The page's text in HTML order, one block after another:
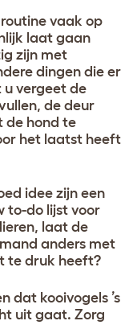
vaak op
laat gaan
zijn met
dingen die er
vergeet de
de deur
de hond te
het laatst heeft
idee zijn een
to-do lijst voor
laat de
anders met
te druk heeft?
dat kooivogels ’s
uit gaat. Zorg